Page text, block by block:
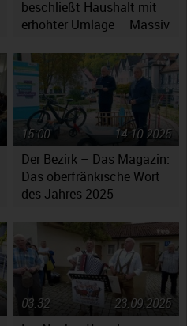
beschließt Haushalt mit
erhöhter Umlage – Massiv
Fragen auf
Der Bezirk – Das Magazin:
Das oberfränkische Wort
des Jahres 2025
14.10.2025
15:00
23.09.2025
03:32